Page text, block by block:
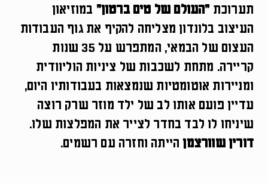
תערוכת״העולם של טים ברטון״ במוזיאון
העיצוב בלונדון מצליחה להקיף את גוף העבודות
העצום של הבמאי, המתפרש על 35 שנות
קריירה. מתחת לשכבות של ציניות הוליוודית
ומניירות אוטומטיות שנמצאות בעבודותיו היום,
עדיין פועם אותו לב של ילד מוזר שרק רוצה
שיניחו לו לבד בחדר לצייר את המפלצות שלו.
דורין שוורצמןהייתה וחזרה עם רשמים.